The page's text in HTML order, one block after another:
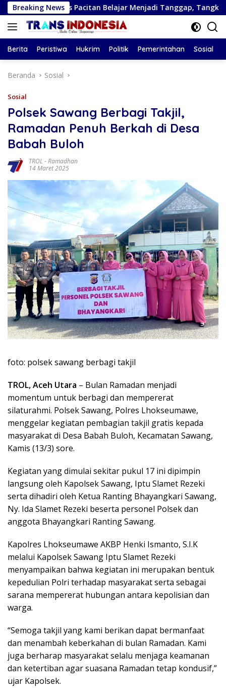
Langsung
ke
konten
Breaking News
Pacitan Belajar Menjadi Tanggap, Tangkas, dan Tangguh
Berita Peristiwa Hukrim Politik Pemerintahan Sosial
Beranda Sosial
Sosial
Polsek Sawang Berbagi Takjil,
Ramadan Penuh Berkah di Desa
Babah Buloh
TROL -Ramadhan
14 Maret 2025
foto: polsek sawang berbagi takjil
TROL, Aceh Utara – Bulan Ramadan menjadi
momentum untuk berbagi dan mempererat
silaturahmi. Polsek Sawang, Polres Lhokseumawe,
menggelar kegiatan pembagian takjil gratis kepada
masyarakat di Desa Babah Buloh, Kecamatan Sawang,
Kamis (13/3) sore.
Kegiatan yang dimulai sekitar pukul 17 ini dipimpin
langsung oleh Kapolsek Sawang, Iptu Slamet Rezeki
serta dihadiri oleh Ketua Ranting Bhayangkari Sawang,
Ny. Ida Slamet Rezeki beserta personel Polsek dan
anggota Bhayangkari Ranting Sawang.
Kapolres Lhokseumawe AKBP Henki Ismanto, S.I.K
melalui Kapolsek Sawang Iptu Slamet Rezeki
menyampaikan bahwa kegiatan ini merupakan bentuk
kepedulian Polri terhadap masyarakat serta sebagai
sarana mempererat hubungan antara kepolisian dan
warga.
“Semoga takjil yang kami berikan dapat bermanfaat
dan menambah keberkahan di bulan Ramadan. Kami
juga berharap masyarakat selalu menjaga keamanan
dan ketertiban agar suasana Ramadan tetap kondusif,”
ujar Kapolsek.